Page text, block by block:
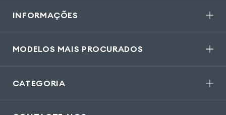
INFORMAÇÕES
MODELOS MAIS PROCURADOS
CATEGORIA